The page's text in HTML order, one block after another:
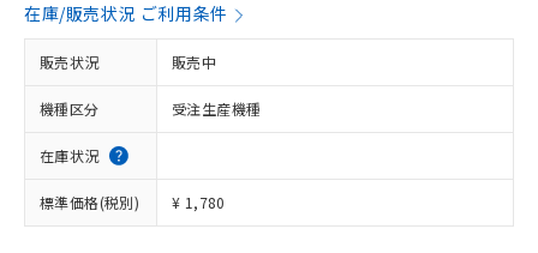
在庫/販売状況 ご利用条件
販売状況 販売中
機種区分 受注生産機種
在庫状況
標準価格(税別) ¥ 1,780